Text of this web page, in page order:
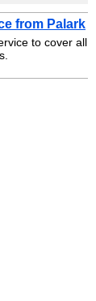
from Palark
to cover all